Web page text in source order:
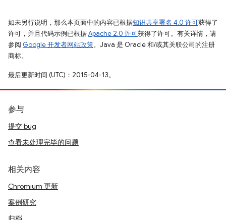
如未另行说明，那么本页面中的内容已根据知识共享署名 4.0 许可获得了
许可，并且代码示例已根据Apache 2.0 许可获得了许可。有关详情，请
参阅 Google 开发者网站政策。Java 是 Oracle 和/或其关联公司的注册
商标。
最后更新时间 (UTC)：2015-04-13。
参与
提交 bug
查看未处理完毕的问题
相关内容
Chromium 更新
案例研究